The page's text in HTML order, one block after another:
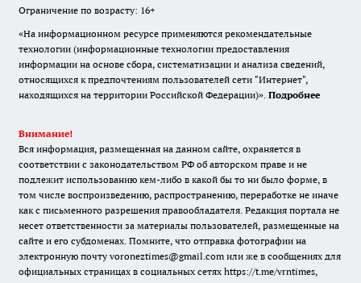
Ограничение по возрасту: 16+
«На информационном ресурсе применяются рекомендательные
технологии (информационные технологии предоставления
информации на основе сбора, систематизации и анализа сведений,
относящихся к предпочтениям пользователей сети "Интернет",
находящихся на территории Российской Федерации)». Подробнее
Внимание!
Вся информация, размещенная на данном сайте, охраняется в
соответствии с законодательством РФ об авторском праве и не
подлежит использованию кем-либо в какой бы то ни было форме, в
том числе воспроизведению, распространению, переработке не иначе
как с письменного разрешения правообладателя. Редакция портала не
несет ответственности за материалы пользователей, размещенные на
сайте и его субдоменах. Помните, что отправка фотографии на
электронную почту voroneztimes@gmail.com или же в сообщениях для
официальных страницах в социальных сетях https://t.me/vrntimes,